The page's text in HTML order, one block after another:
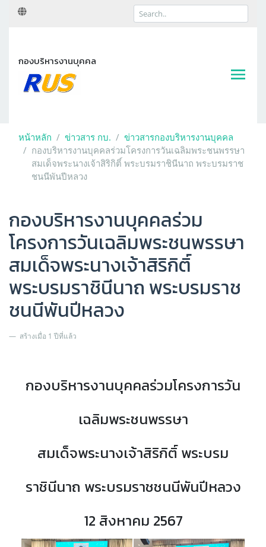
กองบริหารงานบุคคล
หน้าหลัก ข่าวสาร กบ.
ข่าวสารกองบริหารงานบุคคล
กองบริหารงานบุคคลร่วมโครงการวันเฉลิมพระชนพรรษา
สมเด็จพระนางเจ้าสิริกิติ์ พระบรมราชินีนาถ พระบรมราช
ชนนีพันปีหลวง
กองบริหารงานบุคคลร่วม
โครงการวันเฉลิมพระชนพรรษา
สมเด็จพระนางเจ้าสิริกิติ์
พระบรมราชินีนาถ พระบรมราช
ชนนีพันปีหลวง
สร้างเมื่อ 1 ปีที่แล้ว
กองบริหารงานบุคคลร่วมโครงการวัน
เฉลิมพระชนพรรษา
สมเด็จพระนางเจ้าสิริกิติ์ พระบรม
ราชินีนาถ พระบรมราชชนนีพันปีหลวง
12 สิงหาคม 2567